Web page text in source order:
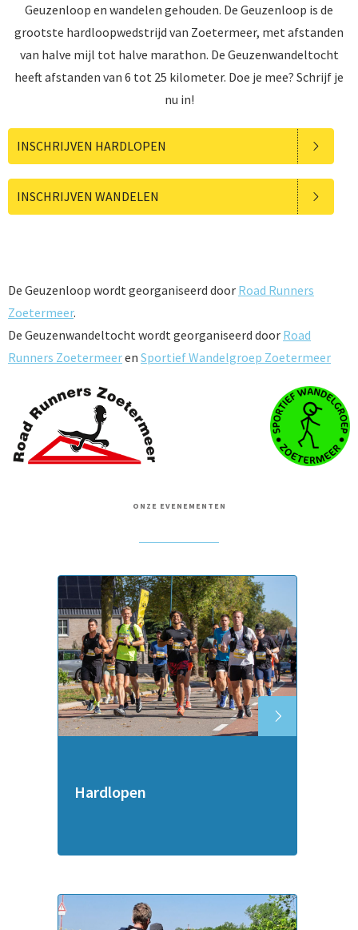
Geuzenloop en wandelen gehouden. De Geuzenloop is de
grootste hardloopwedstrijd van Zoetermeer, met afstanden
van halve mijl tot halve marathon. De Geuzenwandeltocht
heeft afstanden van 6 tot 25 kilometer. Doe je mee? Schrijf je
nu in!
INSCHRIJVEN HARDLOPEN
INSCHRIJVEN WANDELEN
De Geuzenloop wordt georganiseerd door Road Runners
Zoetermeer.
De Geuzenwandeltocht wordt georganiseerd door Road
Runners Zoetermeeren Sportief Wandelgroep Zoetermeer
ONZE EVENEMENTEN
Hardlopen